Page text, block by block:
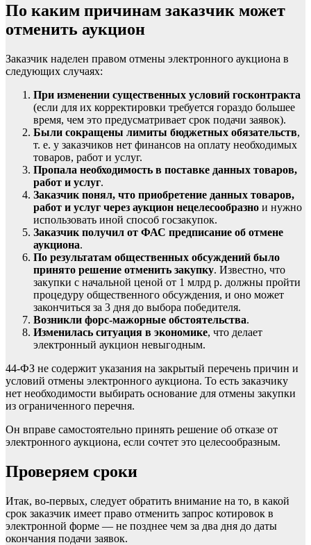
По каким причинам заказчик может
отменить аукцион
Заказчик наделен правом отмены электронного аукциона в
следующих случаях:
При изменении существенных условий госконтракта
(если для их корректировки требуется гораздо большее
время, чем это предусматривает срок подачи заявок).
Были сокращены лимиты бюджетных обязательств,
т. е. у заказчиков нет финансов на оплату необходимых
товаров, работ и услуг.
Пропала необходимость в поставке данных товаров,
работ и услуг.
Заказчик понял, что приобретение данных товаров,
работ и услуг через аукцион нецелесообразно и нужно
использовать иной способ госзакупок.
Заказчик получил от ФАС предписание об отмене
аукциона.
По результатам общественных обсуждений было
принято решение отменить закупку. Известно, что
закупки с начальной ценой от 1 млрд р. должны пройти
процедуру общественного обсуждения, и оно может
закончиться за 3 дня до выбора победителя.
Возникли форс-мажорные обстоятельства.
Изменилась ситуация в экономике, что делает
электронный аукцион невыгодным.
44-ФЗ не содержит указания на закрытый перечень причин и
условий отмены электронного аукциона. То есть заказчику
нет необходимости выбирать основание для отмены закупки
из ограниченного перечня.
Он вправе самостоятельно принять решение об отказе от
электронного аукциона, если сочтет это целесообразным.
Проверяем сроки
Итак, во-первых, следует обратить внимание на то, в какой
срок заказчик имеет право отменить запрос котировок в
электронной форме — не позднее чем за два дня до даты
окончания подачи заявок.